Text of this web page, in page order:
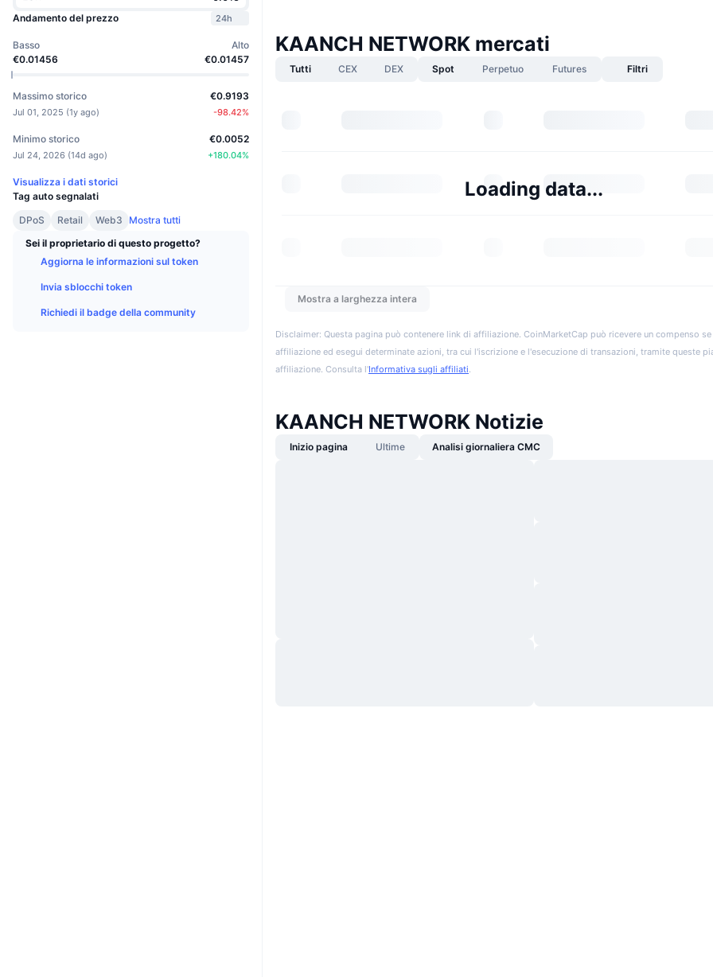
Andamento del prezzo
24h
Basso
€0.01456
Alto
€0.01457
Massimo storico
Jul 01, 2025 (1y ago)
€0.9193
-98.42%
Minimo storico
Jul 24, 2026 (14d ago)
€0.0052
+180.04%
Visualizza i dati storici
Tag auto segnalati
DPoS
Retail Web3
Mostra tutti
Sei il proprietario di questo progetto?
Aggiorna le informazioni sul token
Invia sblocchi token
Richiedi il badge della community
KAANCH NETWORK mercati
Tutti CEX DEX Spot Perpetuo Futures Filtri
Loading data...
Mostra a larghezza intera
Disclaimer: Questa pagina può contenere link di affiliazione. CoinMarketCap può ricevere un compenso
affiliazione ed esegui determinate azioni, tra cui l'iscrizione e l'esecuzione di transazioni, tramite queste
affiliazione. Consulta l'Informativa sugli affiliati.
KAANCH NETWORK Notizie
Inizio pagina Ultime Analisi giornaliera CMC